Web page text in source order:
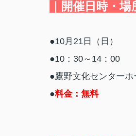
｜開催日時・
●10月21日（日）
●10：30～14：00
●鷹野文化センターホ
●料金：無料